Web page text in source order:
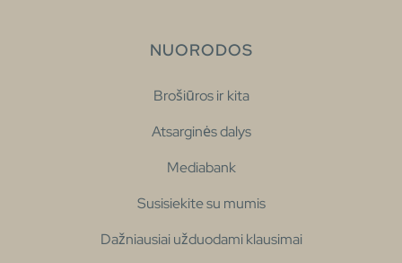
NUORODOS
Brošiūros ir kita
Atsarginės dalys
Mediabank
Susisiekite su mumis
Dažniausiai užduodami klausimai